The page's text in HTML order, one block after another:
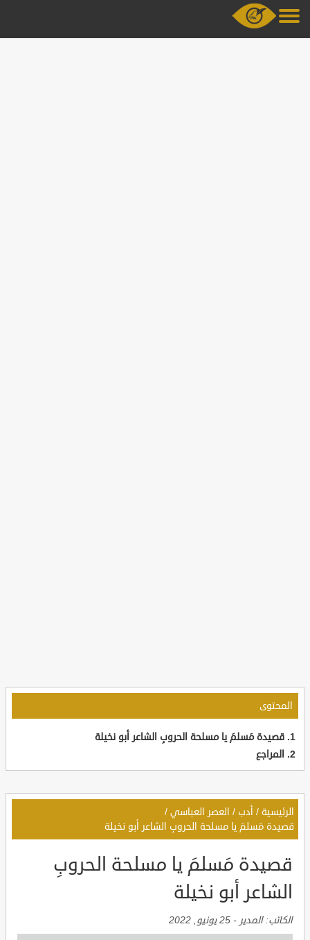
المحتوى
قصيدة مَسلمَ يا مسلحة الحروبِ الشاعر أبو نخيلة
المراجع
الرئيسية / أدب / العصر العباسي /
قصيدة مَسلمَ يا مسلحة الحروبِ الشاعر أبو نخيلة
قصيدة مَسلمَ يا مسلحة الحروبِ
الشاعر أبو نخيلة
الكاتب:المدير - 25 يونيو, 2022